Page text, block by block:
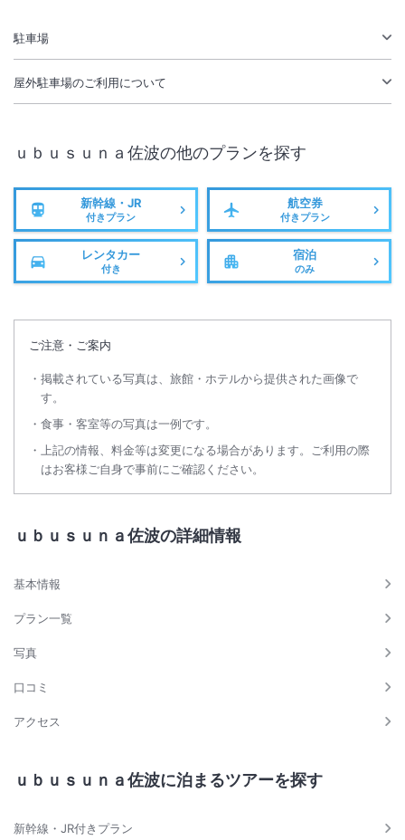
駐車場
屋外駐車場のご利用について
ｕｂｕｓｕｎａ佐波の他のプランを探す
新幹線・JR
付きプラン
航空券
付きプラン
レンタカー
付き
宿泊
のみ
ご注意・ご案内
掲載されている写真は、旅館・ホテルから提供された画像で
す。
食事・客室等の写真は一例です。
上記の情報、料金等は変更になる場合があります。ご利用の際
はお客様ご自身で事前にご確認ください。
ｕｂｕｓｕｎａ佐波の詳細情報
基本情報
プラン一覧
写真
口コミ
アクセス
ｕｂｕｓｕｎａ佐波に泊まるツアーを探す
新幹線・JR付きプラン